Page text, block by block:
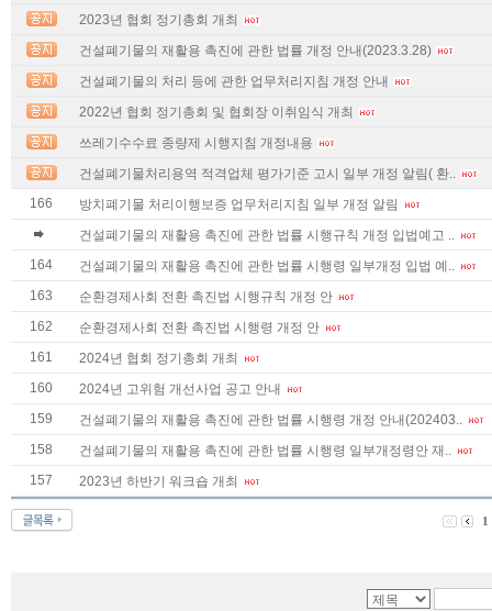
2023년 협회 정기총회 개최
건설폐기물의 재활용 촉진에 관한 법률 개정 안내(2023.3.28)
건설폐기물의 처리 등에 관한 업무처리지침 개정 안내
2022년 협회 정기총회 및 협회장 이취임식 개최
쓰레기수수료 종량제 시행지침 개정내용
건설폐기물처리용역 적격업체 평가기준 고시 일부 개정 알림( 환..
166
방치폐기물 처리이행보증 업무처리지침 일부 개정 알림
건설폐기물의 재활용 촉진에 관한 법률 시행규칙 개정 입법예고 ..
164
건설폐기물의 재활용 촉진에 관한 법률 시행령 일부개정 입법 예..
163
순환경제사회 전환 촉진법 시행규칙 개정 안
162
순환경제사회 전환 촉진법 시행령 개정 안
161
2024년 협회 정기총회 개최
160
2024년 고위험 개선사업 공고 안내
159
건설폐기물의 재활용 촉진에 관한 법률 시행령 개정 안내(202403..
158
건설폐기물의 재활용 촉진에 관한 법률 시행령 일부개정령안 재..
157
2023년 하반기 워크숍 개최
1